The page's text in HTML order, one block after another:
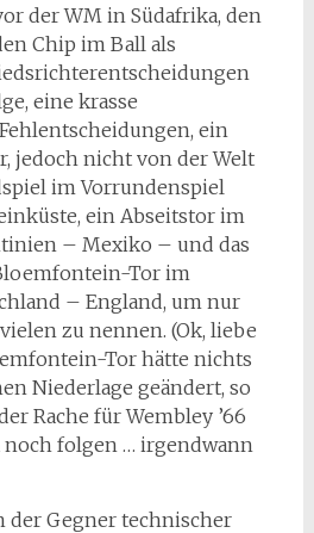
der WM in Südafrika, den
Chip im Ball als
eine krasse
ein
jedoch nicht von der Welt
im Vorrundenspiel
ein Abseitstor im
– Mexiko – und das
Tor im
– England, um nur
zu nennen. (Ok, liebe
Tor hätte nichts
Niederlage geändert, so
Rache für Wembley ’66
noch folgen … irgendwann
der Gegner technischer